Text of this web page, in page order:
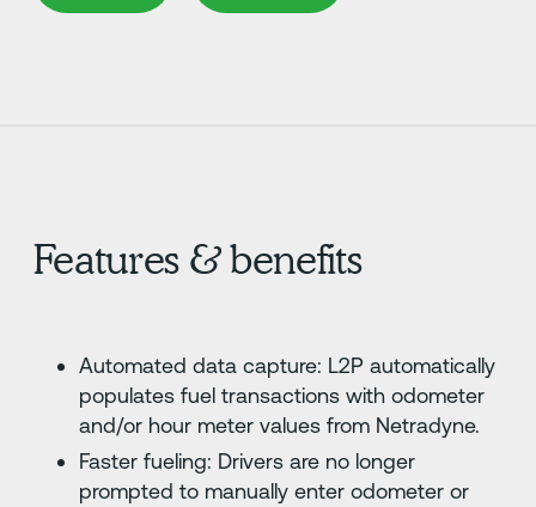
Features & benefits
Automated data capture: L2P automatically
populates fuel transactions with odometer
and/or hour meter values from Netradyne.
Faster fueling: Drivers are no longer
prompted to manually enter odometer or